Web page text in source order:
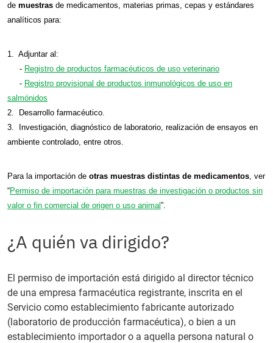
de muestras de medicamentos, materias primas, cepas y estándares
analíticos para:
1. Adjuntar al:
- Registro de productos farmacéuticos de uso veterinario
- Registro provisional de productos inmunológicos de uso en
salmónidos
2. Desarrollo farmacéutico.
3. Investigación, diagnóstico de laboratorio, realización de ensayos en
ambiente controlado, entre otros.
Para la importación de otras muestras distintas de medicamentos, ver
“Permiso de importación para muestras de investigación o productos sin
valor o fin comercial de origen o uso animal”.
¿A quién va dirigido?
El permiso de importación está dirigido al director técnico
de una empresa farmacéutica registrante, inscrita en el
Servicio como establecimiento fabricante autorizado
(laboratorio de producción farmacéutica), o bien a un
establecimiento importador o a aquella persona natural o